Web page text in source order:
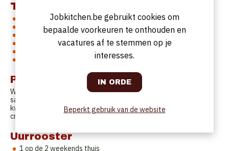
Taken
Mise-en-place
Controleren van voorraad en bestellingen doorgeven
Voorbereiden van gerechten
Afwerken en dresseren van gerechten
Ondersteunen van de anderen in het keukenteam
Opkuisen van de keuken na de service
Profiel
Wij zijn op zoek naar een gedreven en gepassioneerd iemand die
samen met de rest van het team streeft naar een constante
kwaliteit. Iemand die goed kan samenwerken, flexibel is,
creativiteit is een pluspunt. Ervaring is een vereiste.
Uurrooster
1 op de 2 weekends thuis
Jobkitchen.be gebruikt cookies om
bepaalde voorkeuren te onthouden en
vacatures af te stemmen op je
interesses.
Beperkt gebruik van de website